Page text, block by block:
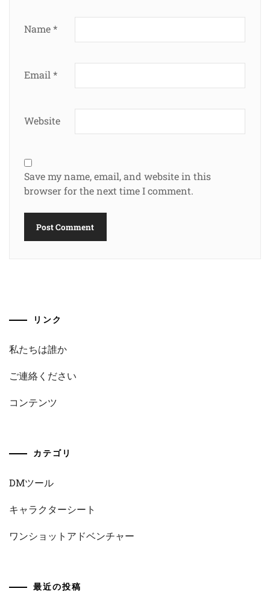
Name*
Email *
Website
Save my name, email, and website in this
browser for the next time I comment.
リンク
私たちは誰か
ご連絡ください
コンテンツ
カテゴリ
DMツール
キャラクターシート
ワンショットアドベンチャー
最近の投稿